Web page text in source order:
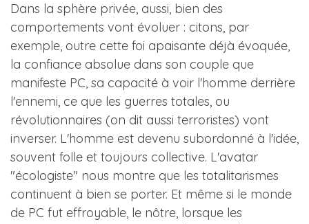
Dans la sphère privée, aussi, bien des
comportements vont évoluer : citons, par
exemple, outre cette foi apaisante déjà évoquée,
la confiance absolue dans son couple que
manifeste PC, sa capacité à voir l'homme derrière
l'ennemi, ce que les guerres totales, ou
révolutionnaires (on dit aussi terroristes) vont
inverser. L'homme est devenu subordonné à l'idée,
souvent folle et toujours collective. L'avatar
"écologiste" nous montre que les totalitarismes
continuent à bien se porter. Et même si le monde
de PC fut effroyable, le nôtre, lorsque les